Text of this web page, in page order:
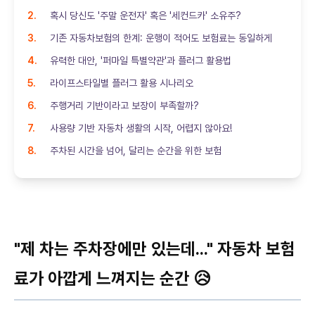
혹시 당신도 '주말 운전자' 혹은 '세컨드카' 소유주?
기존 자동차보험의 한계: 운행이 적어도 보험료는 동일하게
유력한 대안, '퍼마일 특별약관'과 플러그 활용법
라이프스타일별 플러그 활용 시나리오
주행거리 기반이라고 보장이 부족할까?
사용량 기반 자동차 생활의 시작, 어렵지 않아요!
주차된 시간을 넘어, 달리는 순간을 위한 보험
"제 차는 주차장에만 있는데..." 자동차 보험
료가 아깝게 느껴지는 순간 😥